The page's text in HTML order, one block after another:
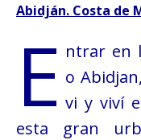
Abidján. Costa de
E ntrar en
o
vi y viví
esta gran